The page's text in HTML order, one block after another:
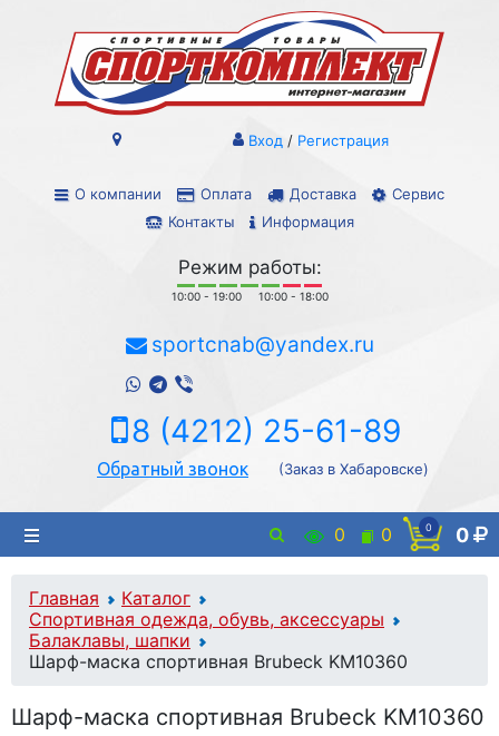
О компании Оплата Доставка
Сервис
Контакты
Информация
Вход / Регистрация
Режим работы:
10:00 - 19:00 10:00 - 18:00
sportcnab@yandex.ru
8 (4212) 25-61-89
Обратный звонок (Заказ в Хабаровске)
0 0 0 0
Главная
Каталог
Спортивная одежда, обувь, аксессуары
Балаклавы, шапки
Шарф-маска спортивная Brubeck KM10360
Шарф-маска спортивная Brubeck KM10360